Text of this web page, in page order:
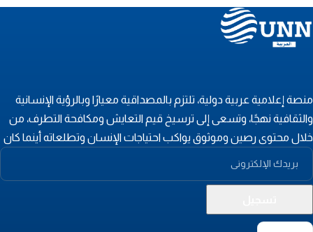
إعلامية عربية دولية، تلتزم بالمصداقية معيارًا وبالرؤية الإنسانية
نهجًا، وتسعى إلى ترسيخ قيم التعايش ومكافحة التطرف، من
محتوى رصين وموثوق يواكب احتياجات الإنسان وتطلعاته أينما كان